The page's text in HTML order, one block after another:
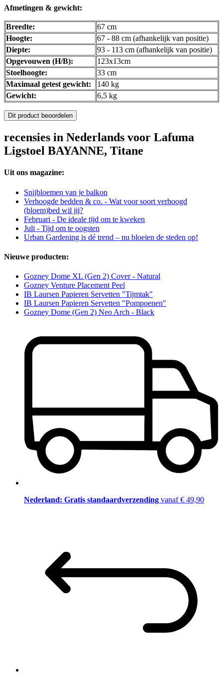
Afmetingen & gewicht:
Breedte:
67 cm
Hoogte:
67 - 88 cm (afhankelijk van positie)
Diepte:
93 - 113 cm (afhankelijk van positie)
Opgevouwen (H/B):
123x13cm
Stoelhoogte:
33 cm
Maximaal getest gewicht:
140 kg
Gewicht:
6,5 kg
Dit product beoordelen
recensies in Nederlands voor Lafuma
Ligstoel BAYANNE, Titane
Uit ons magazine:
Snijbloemen van je balkon
Verhoogde bedden & co. - Wat voor soort verhoogd
(bloem)bed wil jij?
Februari - De ideale tijd om te kweken
Juli - Tijd om te oogsten
Urban Gardening is dé trend – nu bloeien de steden op!
Nieuwe producten:
Gozney Dome XL (Gen 2) Cover - Natural
Gozney Venture Placement Peel
IB Laursen Papieren Servetten "Tijmtak"
IB Laursen Papieren Servetten "Pompoenen"
Gozney Dome (Gen 2) Neo Arch - Black
Nederland: Gratis standaardverzending vanaf € 49,90